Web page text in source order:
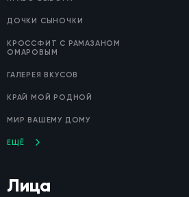
ДОЧКИ СЫНОЧКИ
КРОССФИТ С РАМАЗАНОМ
ОМАРОВЫМ
ГАЛЕРЕЯ ВКУСОВ
КРАЙ МОЙ РОДНОЙ
МИР ВАШЕМУ ДОМУ
ЕЩЁ
Лица